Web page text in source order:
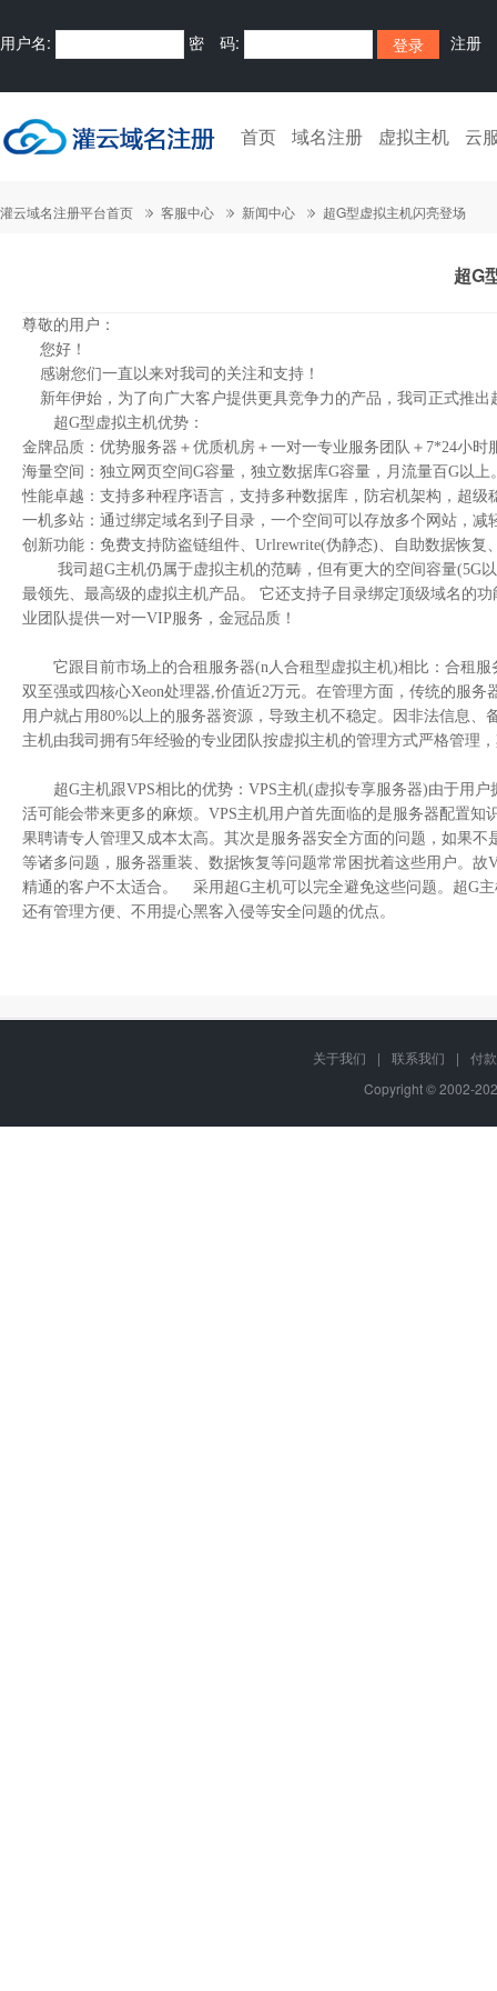
用户名: 密 码: 注册
首页 域名注册 虚拟主机 云
灌云域名注册平台首页 客服中心 新闻中心 超G型虚拟主机闪亮登场
超G
尊敬的用户：
您好！
感谢您们一直以来对我司的关注和支持！
新年伊始，为了向广大客户提供更具竞争力的产品，我司正式推出
超G型虚拟主机优势：
金牌品质：优势服务器＋优质机房＋一对一专业服务团队＋7*24小时
海量空间：独立网页空间G容量，独立数据库G容量，月流量百G以上
性能卓越：支持多种程序语言，支持多种数据库，防宕机架构，超级
一机多站：通过绑定域名到子目录，一个空间可以存放多个网站，减
创新功能：免费支持防盗链组件、Urlrewrite(伪静态)、自助数据恢复
我司超G主机仍属于虚拟主机的范畴，但有更大的空间容量(5G以
最领先、最高级的虚拟主机产品。 它还支持子目录绑定顶级域名的
业团队提供一对一VIP服务，金冠品质！
它跟目前市场上的合租服务器(n人合租型虚拟主机)相比：合租服
双至强或四核心Xeon处理器,价值近2万元。在管理方面，传统的服
用户就占用80%以上的服务器资源，导致主机不稳定。因非法信息
主机由我司拥有5年经验的专业团队按虚拟主机的管理方式严格管理
超G主机跟VPS相比的优势：VPS主机(虚拟专享服务器)由于用户
活可能会带来更多的麻烦。VPS主机用户首先面临的是服务器配置知
果聘请专人管理又成本太高。其次是服务器安全方面的问题，如果
等诸多问题，服务器重装、数据恢复等问题常常困扰着这些用户。
精通的客户不太适合。 采用超G主机可以完全避免这些问题。超G
还有管理方便、不用提心黑客入侵等安全问题的优点。
关于我们 | 联系我们 |
付
Copyright © 2002-